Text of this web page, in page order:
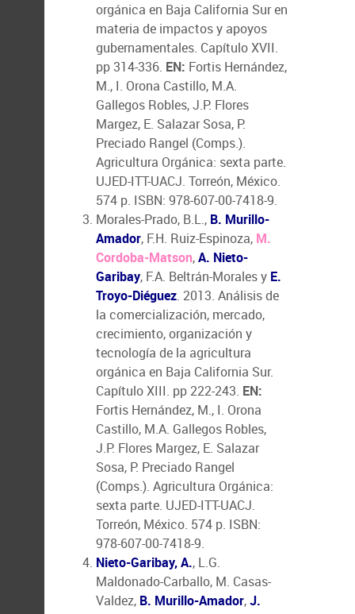
orgánica en Baja California Sur en
materia de impactos y apoyos
gubernamentales. Capítulo XVII.
pp 314-336. EN: Fortis Hernández,
M., I. Orona Castillo, M.A.
Gallegos Robles, J.P. Flores
Margez, E. Salazar Sosa, P.
Preciado Rangel (Comps.).
Agricultura Orgánica: sexta parte.
UJED-ITT-UACJ. Torreón, México.
574 p. ISBN: 978-607-00-7418-9.
Morales-Prado, B.L., B. Murillo-
Amador, F.H. Ruiz-Espinoza, M.
Cordoba-Matson,A. Nieto-
Garibay, F.A. Beltrán-Morales y E.
Troyo-Diéguez. 2013. Análisis de
la comercialización, mercado,
crecimiento, organización y
tecnología de la agricultura
orgánica en Baja California Sur.
Capítulo XIII. pp 222-243. EN:
Fortis Hernández, M., I. Orona
Castillo, M.A. Gallegos Robles,
J.P. Flores Margez, E. Salazar
Sosa, P. Preciado Rangel
(Comps.). Agricultura Orgánica:
sexta parte. UJED-ITT-UACJ.
Torreón, México. 574 p. ISBN:
978-607-00-7418-9.
Nieto-Garibay, A., L.G.
Maldonado-Carballo, M. Casas-
Valdez, B. Murillo-Amador,J.